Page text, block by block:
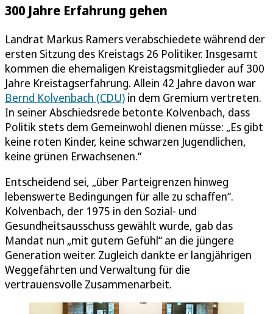
300 Jahre Erfahrung gehen
Landrat Markus Ramers verabschiedete während der
ersten Sitzung des Kreistags 26 Politiker. Insgesamt
kommen die ehemaligen Kreistagsmitglieder auf 300
Jahre Kreistagserfahrung. Allein 42 Jahre davon war
Bernd Kolvenbach (CDU) in dem Gremium vertreten.
In seiner Abschiedsrede betonte Kolvenbach, dass
Politik stets dem Gemeinwohl dienen müsse: „Es gibt
keine roten Kinder, keine schwarzen Jugendlichen,
keine grünen Erwachsenen.“
Entscheidend sei, „über Parteigrenzen hinweg
lebenswerte Bedingungen für alle zu schaffen“.
Kolvenbach, der 1975 in den Sozial- und
Gesundheitsausschuss gewählt wurde, gab das
Mandat nun „mit gutem Gefühl“ an die jüngere
Generation weiter. Zugleich dankte er langjährigen
Weggefährten und Verwaltung für die
vertrauensvolle Zusammenarbeit.